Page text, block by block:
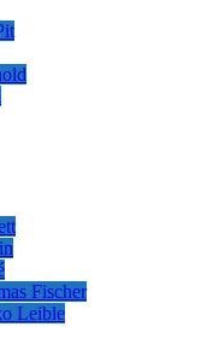
Fischer
Leible